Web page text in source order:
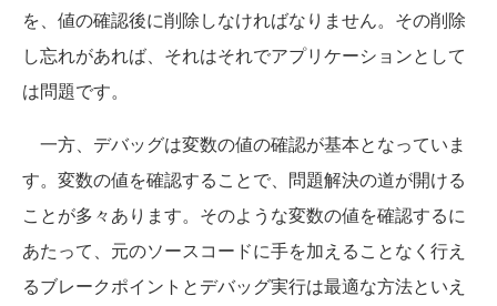
を、値の確認後に削除しなければなりません。その削除
し忘れがあれば、それはそれでアプリケーションとして
は問題です。
一方、デバッグは変数の値の確認が基本となっていま
す。変数の値を確認することで、問題解決の道が開ける
ことが多々あります。そのような変数の値を確認するに
あたって、元のソースコードに手を加えることなく行え
るブレークポイントとデバッグ実行は最適な方法といえ